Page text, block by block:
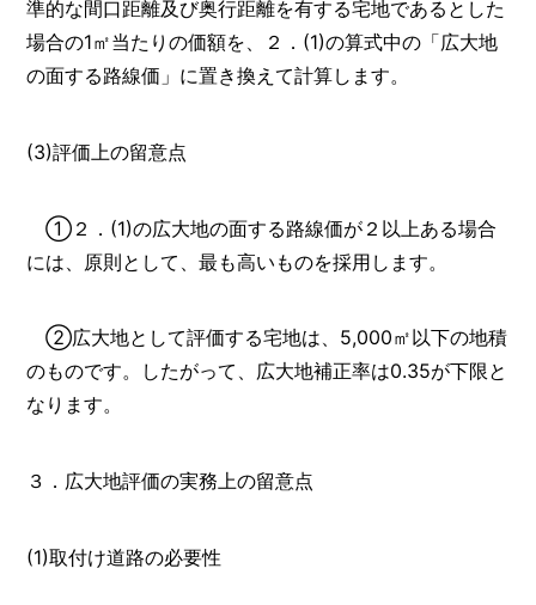
準的な間口距離及び奥行距離を有する宅地であるとした
場合の1㎡当たりの価額を、２．(1)の算式中の「広大地
の面する路線価」に置き換えて計算します。
(3)評価上の留意点
①２．(1)の広大地の面する路線価が２以上ある場合
には、原則として、最も高いものを採用します。
②広大地として評価する宅地は、5,000㎡以下の地積
のものです。したがって、広大地補正率は0.35が下限と
なります。
３．広大地評価の実務上の留意点
(1)取付け道路の必要性